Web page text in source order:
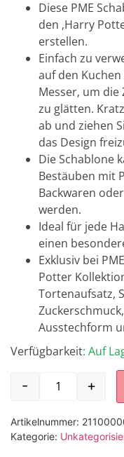
Diese PME
den ‚Harry
erstellen.
Einfach zu
auf den
Messer, um
zu glätten.
ab und ziehen
das Design
Die Schablone
Bestäuben mit
Backwaren
werden.
Ideal für jede
einen
Exklusiv bei
Potter
Tortenaufsatz,
Ausstechform
Verfügbarkeit: Auf
- +
Artikelnummer:
Kategorie: